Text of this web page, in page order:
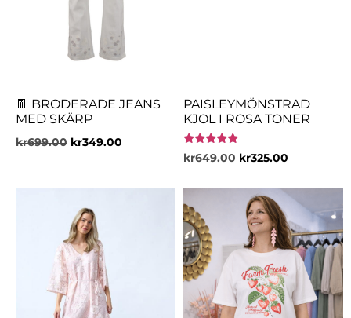
👖 BRODERADE JEANS
MED SKÄRP
kr699.00 kr349.00
PAISLEYMÖNSTRAD
KJOL I ROSA TONER
Betygsatt
5.00
kr649.00 kr325.00